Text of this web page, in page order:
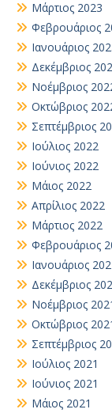
Μάρτιος 2023
Φεβρουάριος
Ιανουάριος
Δεκέμβριος
Νοέμβριος
Οκτώβριος
Σεπτέμβριος
Ιούλιος 2022
Ιούνιος 2022
Μάιος 2022
Απρίλιος 2022
Μάρτιος 2022
Φεβρουάριος
Ιανουάριος
Δεκέμβριος
Νοέμβριος
Οκτώβριος
Σεπτέμβριος
Ιούλιος 2021
Ιούνιος 2021
Μάιος 2021